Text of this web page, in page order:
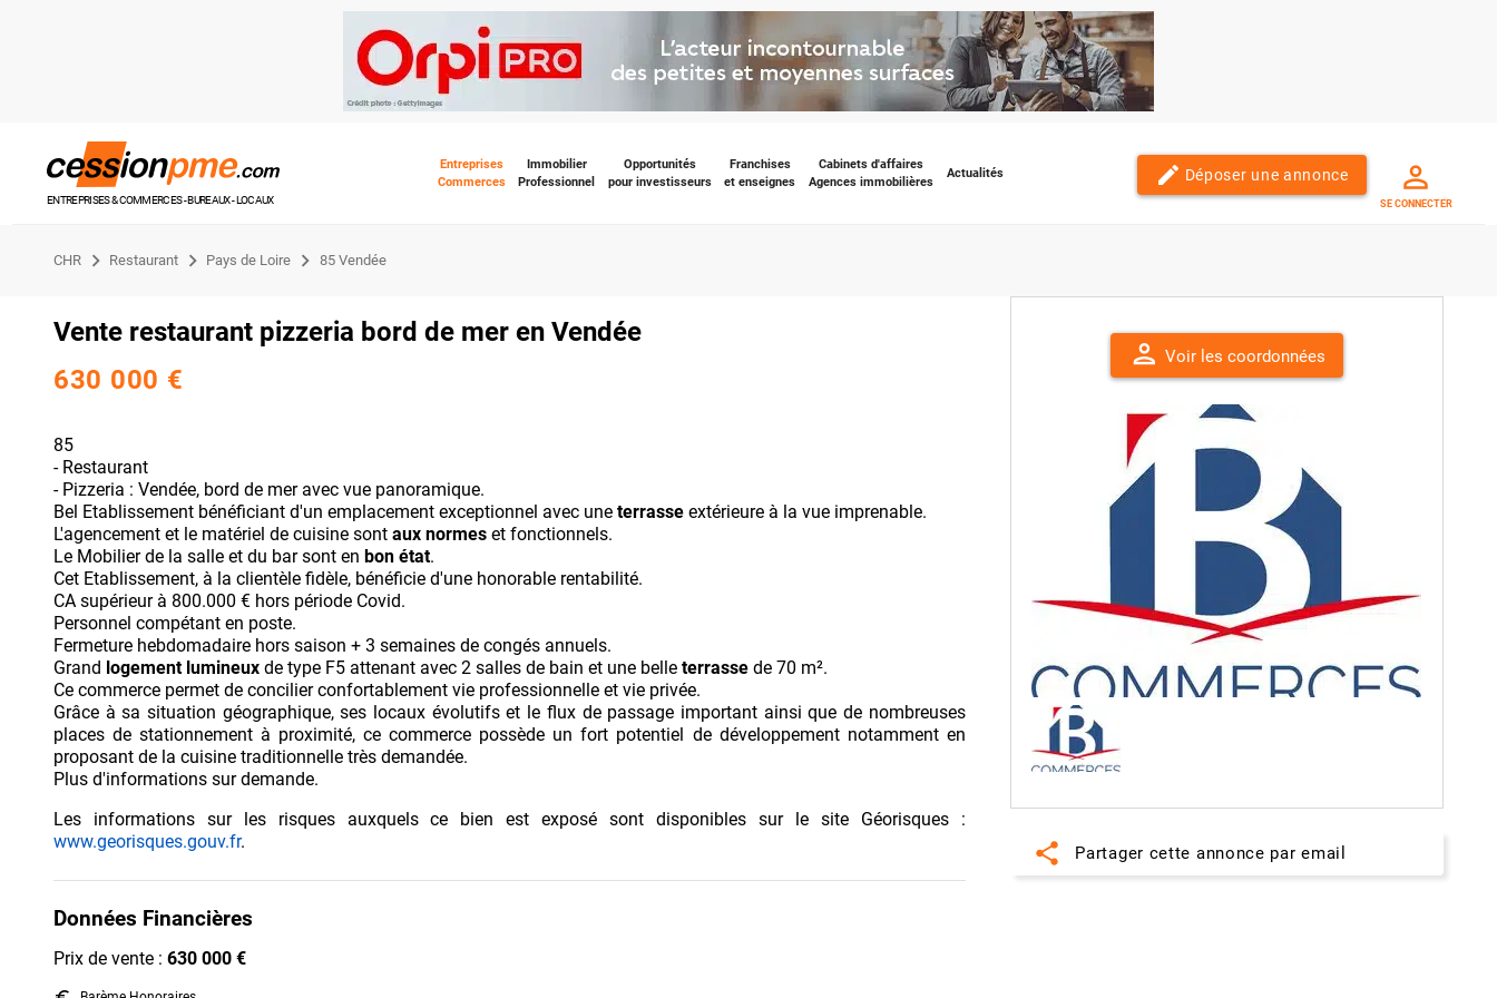
ENTREPRISES & COMMERCES - BUREAUX - LOCAUX
Entreprises
Commerces
Immobilier
Professionnel
Opportunités
pour investisseurs
Franchises
et enseignes
Cabinets d'affaires
Agences immobilières
Actualités edit Déposer une annonce
SE CONNECTER
CHR Restaurant Pays de Loire 85 Vendée
Vente restaurant pizzeria bord de mer en Vendée
630 000 €
85
- Restaurant
- Pizzeria : Vendée, bord de mer avec vue panoramique.
Bel Etablissement bénéficiant d'un emplacement exceptionnel avec une terrasse extérieure à la vue imprenable.
L'agencement et le matériel de cuisine sont aux normes et fonctionnels.
Le Mobilier de la salle et du bar sont en bon état.
Cet Etablissement, à la clientèle fidèle, bénéficie d'une honorable rentabilité.
CA supérieur à 800.000 € hors période Covid.
Personnel compétant en poste.
Fermeture hebdomadaire hors saison + 3 semaines de congés annuels.
Grand logement lumineux de type F5 attenant avec 2 salles de bain et une belle terrasse de 70 m².
Ce commerce permet de concilier confortablement vie professionnelle et vie privée.
Grâce à sa situation géographique, ses locaux évolutifs et le flux de passage important ainsi que de nombreuses
places de stationnement à proximité, ce commerce possède un fort potentiel de développement notamment en
proposant de la cuisine traditionnelle très demandée.
Plus d'informations sur demande.
Les informations sur les risques auxquels ce bien est exposé sont disponibles sur le site Géorisques :
www.georisques.gouv.fr.
Données Financières
Prix de vente : 630 000 €
person Voir les coordonnées
share Partager cette annonce par email